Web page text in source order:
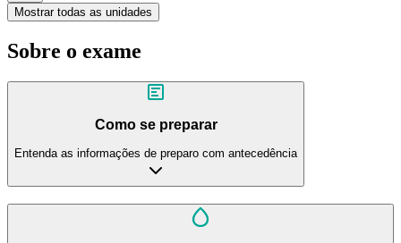
Mostrar todas as unidades
Sobre o exame
Como se preparar
Entenda as informações de preparo com antecedência